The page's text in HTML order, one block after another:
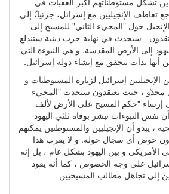
الإنجيليين مع إسرائل، جزئيا،ً إلى
حول "المجيء الثاني" للمسيح إلى
- سيحدث في نهاية حرب دينية ستندلع
إلى الأرض المقدسة. و هي النبوءة التي
أنها بدأت تتحقق مع إنشاء دولة إسرائيل.
إسرائيل لزيارة المستوطنات و
، حيث يعتقدون سيحدث "المجيء
إرساء "حكم المسيح على الأرض لألف
النبوءات تبشر بوفاة ثلثي اليهود
، يبدو أن الإنجيليين والمستوطنين يمكنهم
خوض أي سجال حوله. و لا يقرب هذا
الأمريكي و بين اليهود بشكل عام ، بل إنه
على وجه الخصوص ، كما أنه يقود
إلى تجاهل مطالب المسيحيين